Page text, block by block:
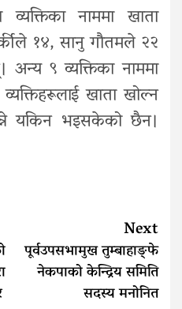
नाममा खाता
१४, सानु गौतमले २२
९ व्यक्तिका नाममा
खाता खोल्न
यकिन भइसकेको छैन।
Next
पूर्वउपसभामुख तुम्बाहाङ्फे
नेकपाको केन्द्रिय समिति
सदस्य मनोनित